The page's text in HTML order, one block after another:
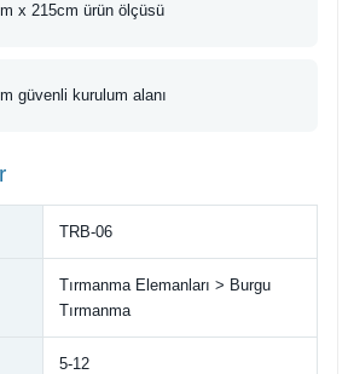
x 215cm ürün ölçüsü
güvenli kurulum alanı
TRB-06
Tırmanma Elemanları > Burgu
Tırmanma
5-12